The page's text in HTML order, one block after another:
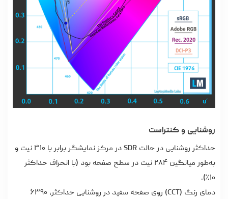
روشنایی و کنتراست
حداکثر روشنایی در حالت SDR در مرکز نمایشگر برابر با ۳۱۰ نیت و
به‌طور میانگین ۲۸۴ نیت در سطح صفحه بود (با انحراف حداکثر
۱۰٪).
دمای رنگ (CCT) روی صفحه سفید در روشنایی حداکثر، ۶۳۹۰